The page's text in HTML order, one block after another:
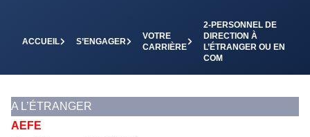
ACCUEIL S’ENGAGER
VOTRE
CARRIÈRE
2-PERSONNEL DE
DIRECTION À
L’ÉTRANGER OU EN
COM
A L’ÉTRANGER
AEFE